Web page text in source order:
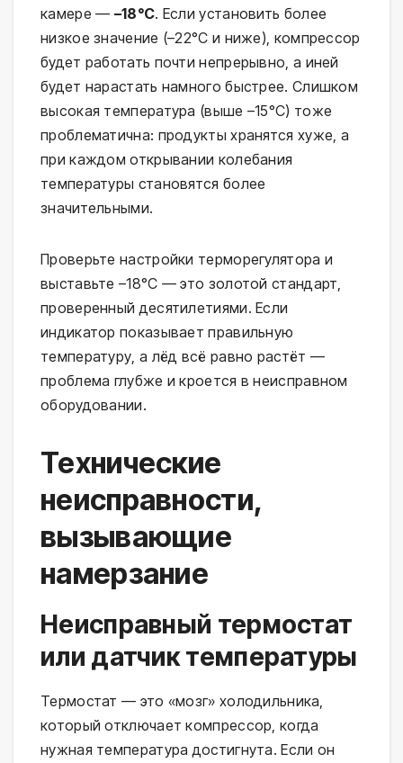
камере — –18°C. Если установить более
низкое значение (–22°C и ниже), компрессор
будет работать почти непрерывно, а иней
будет нарастать намного быстрее. Слишком
высокая температура (выше –15°C) тоже
проблематична: продукты хранятся хуже, а
при каждом открывании колебания
температуры становятся более
значительными.
Проверьте настройки терморегулятора и
выставьте –18°C — это золотой стандарт,
проверенный десятилетиями. Если
индикатор показывает правильную
температуру, а лёд всё равно растёт —
проблема глубже и кроется в неисправном
оборудовании.
Технические
неисправности,
вызывающие
намерзание
Неисправный термостат
или датчик температуры
Термостат — это «мозг» холодильника,
который отключает компрессор, когда
нужная температура достигнута. Если он